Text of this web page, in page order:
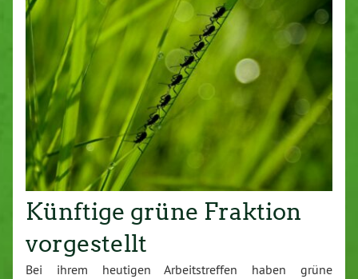
Künftige grüne Fraktion
vorgestellt
Bei ihrem heutigen Arbeitstreffen haben grüne